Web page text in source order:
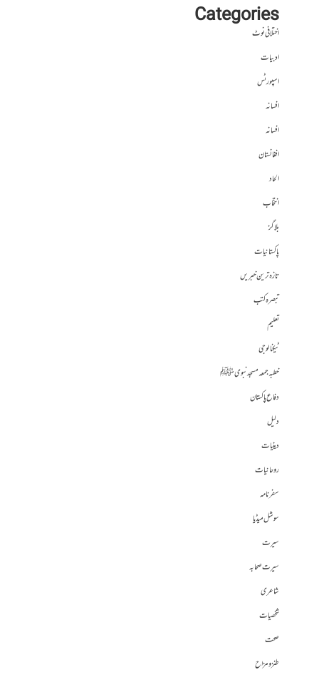
Categories
اختلافی نوٹ
ادبیات
اسپورٹس
افسانہ
افسانہ
افغانستان
الحاد
انتخاب
بلاگز
پاکستانیات
تازہ ترین خبریں
تبصرہ کتب
تعلیم
ٹیکنالوجی
خطبہ جمعہ مسجد نبوی ﷺ
دفاع پاکستان
دلیل
دینیات
روحانیات
سفرنامہ
سوشل میڈیا
سیرت
سیرت صحابہ
شاعری
شخصیات
صحت
طنز و مزاح